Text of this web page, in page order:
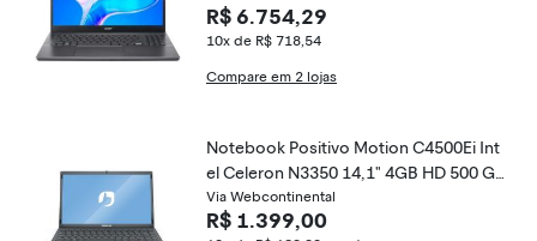
R$ 6.754,29
10x de R$ 718,54
Compare em 2 lojas
Notebook Positivo Motion C4500Ei Int
el Celeron N3350 14,1" 4GB HD 500 GB
Linux
Via Webcontinental
R$ 1.399,00